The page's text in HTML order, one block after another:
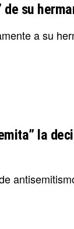
de su
a su
la